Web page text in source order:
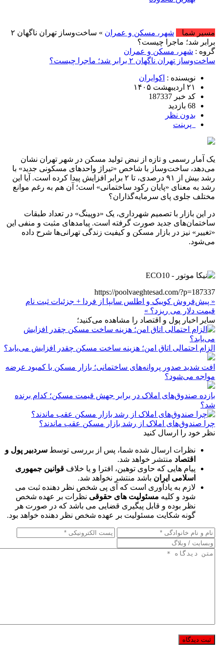
مسیر شما
شهر، مسکن و عمران
» ساخت‌وساز تهران ناگهان ۲
برابر شد؛ ماجرا چیست؟
گروه : شهر، مسکن و عمران
ساخت‌وساز تهران ناگهان ۲ برابر شد؛ ماجرا چیست؟
نویسنده : اکوایران
۲۱ اردیبهشت ۱۴۰۵
کد خبر 187337
68 بازدید
بدون نظر
پرینت
یک آمار رسمی و تازه از نبض تولید مسکن در شهر تهران نشان
می‌دهد، ساخت‌وساز با شاخص «تیراژ واحدهای مسکونی جدید» با
رشد بیش از ۹۱ درصدی، تا ۲ برابر افزایش پیدا کرده است. آیا این
رشد به معنای «پایان رکود ساختمانی» است؛ آن هم به رغم موانع
مختلف جلوی پای سرمایه‌گذاران؟
در این بازار با تصمیم شهرداری، یک «دوپینگ» در تعداد طبقات
ساختمان‌های جدید صورت گرفته است. پیامدهای مثبت و منفی این
«تغییر» نیز در بازار مسکن و کیفیت زندگی تهرانی‌ها شرح داده
می‌شود.
https://poolvaeghtesad.com/?p=187337
« پیش‌فروش کوییک و اطلس سایپا از فردا + جزئیات ثبت نام
قیمت دلار می ریزد؟ »
سایر اخبار پول و اقتصاد را مشاهده می‌کنید؛
الزام احتمالی اتاق امن؛ هزینه ساخت مسکن چقدر افزایش می‌یابد؟
افت شدید صدور پروانه‌های ساختمانی؛ بازار مسکن با کمبود عرضه
مواجه می‌شود؟
بازده صندوق‌های املاک در برابر جهش قیمت مسکن؛ کدام برنده
شد؟
چرا صندوق‌های املاک از رشد بازار مسکن عقب ماندند؟
نظر خود را ارسال کنید
نظرات ارسال شده شما، پس از بررسی توسط سردبیر پول و
اقتصاد منتشر خواهد شد.
پیام هایی که حاوی توهین، افترا و یا خلاف قوانین جمهوری
اسلامی ایران باشد منتشر نخواهد شد.
لازم به یادآوری است که آی پی شخص نظر دهنده ثبت می
شود و کلیه مسئولیت های حقوقی نظرات بر عهده شخص
نظر بوده و قابل پیگیری قضایی می باشد که در صورت هر
گونه شکایت مسئولیت بر عهده شخص نظر دهنده خواهد بود.